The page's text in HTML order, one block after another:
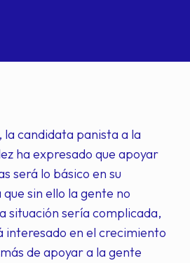
la candidata panista a la
ha expresado que apoyar
será lo básico en su
sin ello la gente no
situación sería complicada,
interesado en el crecimiento
de apoyar a la gente